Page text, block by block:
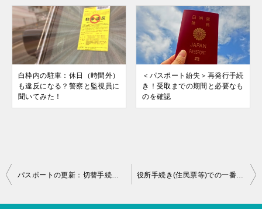
白枠内の駐車：休日（時間外）
も違反になる？警察と監視員に
聞いてみた！
＜パスポート紛失＞再発行手続
き！受取までの期間と必要なも
のを確認
投
パスポートの更新：切替手続きに必要なものと受取までの時間を確認 役所手続き(住民票等)での一番確実な委任状の書き方。手書きもOK！